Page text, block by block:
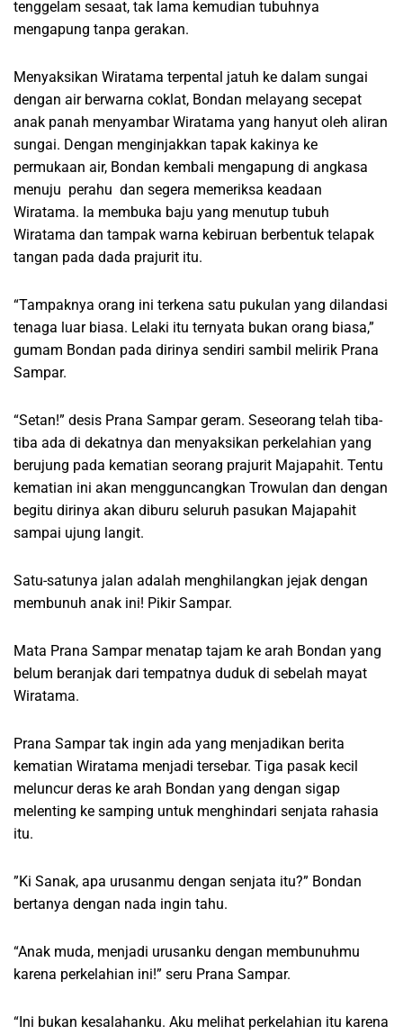
tenggelam sesaat, tak lama kemudian tubuhnya
mengapung tanpa gerakan.
Menyaksikan Wiratama terpental jatuh ke dalam sungai
dengan air berwarna coklat, Bondan melayang secepat
anak panah menyambar Wiratama yang hanyut oleh aliran
sungai. Dengan menginjakkan tapak kakinya ke
permukaan air, Bondan kembali mengapung di angkasa
menuju perahu dan segera memeriksa keadaan
Wiratama. Ia membuka baju yang menutup tubuh
Wiratama dan tampak warna kebiruan berbentuk telapak
tangan pada dada prajurit itu.
“Tampaknya orang ini terkena satu pukulan yang dilandasi
tenaga luar biasa. Lelaki itu ternyata bukan orang biasa,”
gumam Bondan pada dirinya sendiri sambil melirik Prana
Sampar.
“Setan!” desis Prana Sampar geram. Seseorang telah tiba-
tiba ada di dekatnya dan menyaksikan perkelahian yang
berujung pada kematian seorang prajurit Majapahit. Tentu
kematian ini akan mengguncangkan Trowulan dan dengan
begitu dirinya akan diburu seluruh pasukan Majapahit
sampai ujung langit.
Satu-satunya jalan adalah menghilangkan jejak dengan
membunuh anak ini! Pikir Sampar.
Mata Prana Sampar menatap tajam ke arah Bondan yang
belum beranjak dari tempatnya duduk di sebelah mayat
Wiratama.
Prana Sampar tak ingin ada yang menjadikan berita
kematian Wiratama menjadi tersebar. Tiga pasak kecil
meluncur deras ke arah Bondan yang dengan sigap
melenting ke samping untuk menghindari senjata rahasia
itu.
”Ki Sanak, apa urusanmu dengan senjata itu?” Bondan
bertanya dengan nada ingin tahu.
“Anak muda, menjadi urusanku dengan membunuhmu
karena perkelahian ini!” seru Prana Sampar.
“Ini bukan kesalahanku. Aku melihat perkelahian itu karena